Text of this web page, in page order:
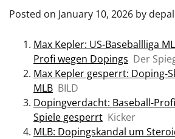
Posted on January 10, 2026 by
Max Kepler: US-Baseballliga
Profi wegen Dopings Der
Max Kepler gesperrt: Doping-
MLB BILD
Dopingverdacht: Baseball-
Spiele gesperrt Kicker
MLB: Dopingskandal um